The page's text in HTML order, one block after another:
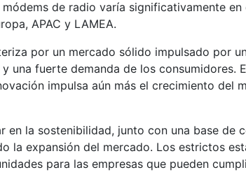
de radio varía significativamente en
APAC y LAMEA.
por un mercado sólido impulsado por
una fuerte demanda de los consumidores.
impulsa aún más el crecimiento del
en la sostenibilidad, junto con una base de
la expansión del mercado. Los estrictos
para las empresas que pueden